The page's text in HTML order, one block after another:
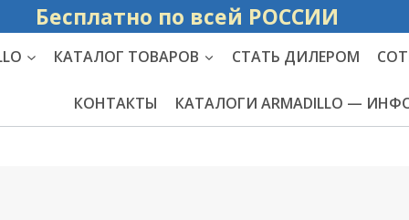
Бесплатно по
КАТАЛОГ ТОВАРОВ СТАТЬ ДИЛЕРОМ
КОНТАКТЫ КАТАЛОГИ ARMADILLO —